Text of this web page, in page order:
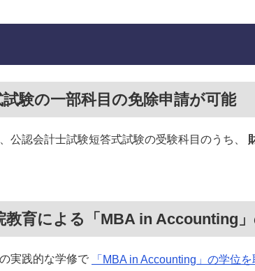
験の一部科目の免除申請が可能
公認会計士試験短答式試験の受験科目のうち、
教育による「MBA in Accounting
実践的な学修で 「MBA in Accounting」の学位